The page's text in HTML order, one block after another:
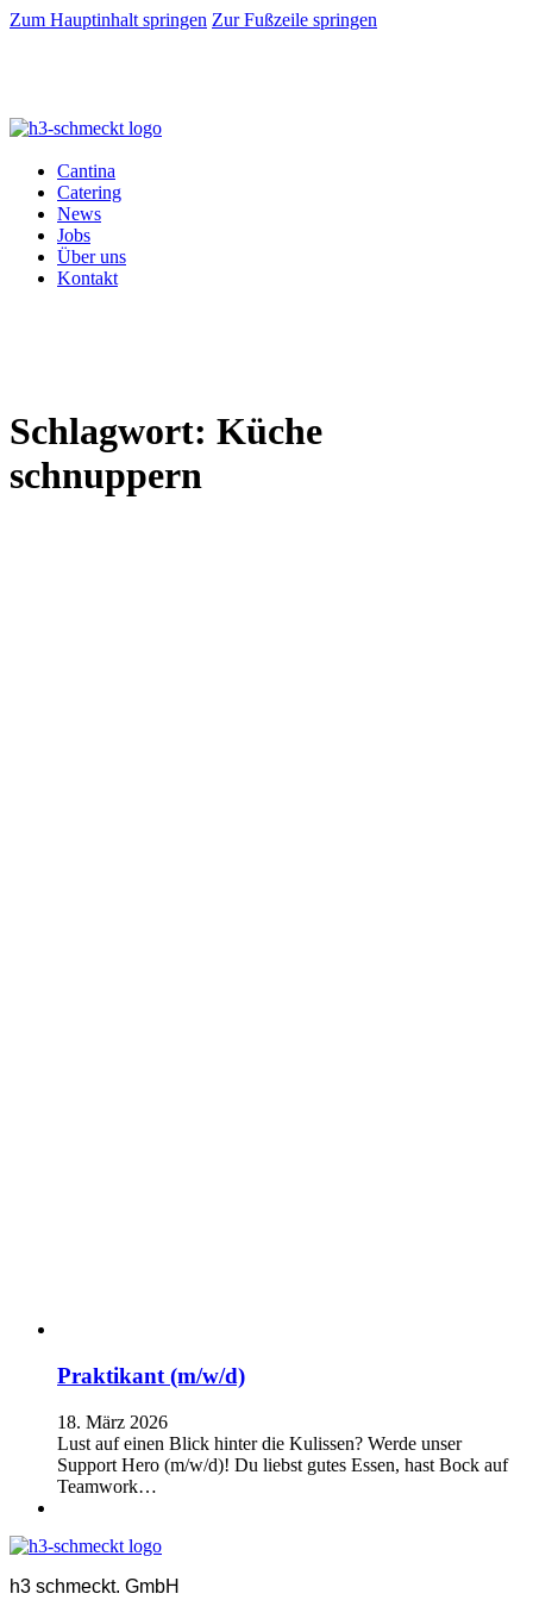
Zum Hauptinhalt springen Zur Fußzeile springen
Cantina
Catering
News
Jobs
Über uns
Kontakt
Schlagwort: Küche
schnuppern
Praktikant (m/w/d)
18. März 2026
Lust auf einen Blick hinter die Kulissen? Werde unser
Support Hero (m/w/d)! Du liebst gutes Essen, hast Bock auf
Teamwork…
h3 schmeckt. GmbH